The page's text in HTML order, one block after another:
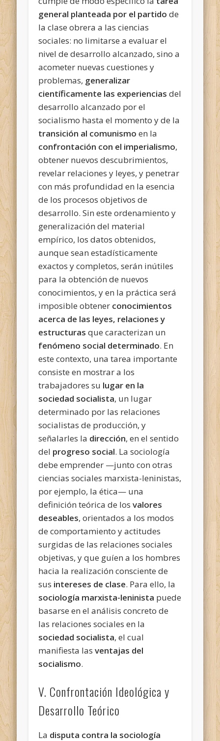
general planteada por el partido de
la clase obrera a las ciencias
sociales: no limitarse a evaluar el
nivel de desarrollo alcanzado, sino a
acometer nuevas cuestiones y
problemas, generalizar
científicamente las experiencias del
desarrollo alcanzado por el
socialismo hasta el momento y de la
transición al comunismo en la
confrontación con el imperialismo,
obtener nuevos descubrimientos,
revelar relaciones y leyes, y penetrar
con más profundidad en la esencia
de los procesos objetivos de
desarrollo. Sin este ordenamiento y
generalización del material
empírico, los datos obtenidos,
aunque sean estadísticamente
exactos y completos, serán inútiles
para la obtención de nuevos
conocimientos, y en la práctica será
imposible obtener conocimientos
acerca de las leyes, relaciones y
estructuras que caracterizan un
fenómeno social determinado. En
este contexto, una tarea importante
consiste en mostrar a los
trabajadores su lugar en la
sociedad socialista, un lugar
determinado por las relaciones
socialistas de producción, y
señalarles la dirección, en el sentido
del progreso social. La sociología
debe emprender —junto con otras
ciencias sociales marxista-leninistas,
por ejemplo, la ética— una
definición teórica de losvalores
deseables, orientados a los modos
de comportamiento y actitudes
surgidas de las relaciones sociales
objetivas, y que guíen a los hombres
hacia la realización consciente de
sus intereses de clase. Para ello, la
sociología marxista-leninista puede
basarse en el análisis concreto de
las relaciones sociales en la
sociedad socialista, el cual
manifiesta lasventajas del
socialismo.
V. Confrontación Ideológica y
Desarrollo Teórico
La disputa contra la sociología